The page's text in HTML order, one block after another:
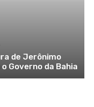
de Jerônimo
Governo da Bahia